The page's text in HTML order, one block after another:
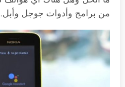
من برامج وأدوات جوجل وأبل.